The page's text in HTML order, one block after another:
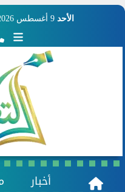
الأحد 9 أغسطس 2026
أخبار